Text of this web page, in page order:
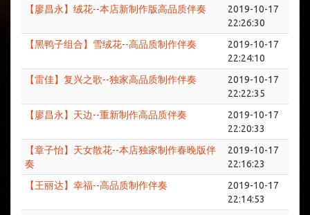
【廖昌永】绒花--本店新制作版高品质伴奏
2019-10-17
22:26:30
【黑鸭子组合】雪绒花--高品质制作伴奏
2019-10-17
22:24:10
【雷佳】复兴之歌--独家高品质制作伴奏
2019-10-17
22:22:35
【廖昌永】天边--重新制作高品质伴奏
2019-10-17
22:20:33
【章子怡】天女散花--本店独家制作春晚版伴
奏
2019-10-17
22:16:23
【王丽达】幸福--高品质制作伴奏
2019-10-17
22:14:53